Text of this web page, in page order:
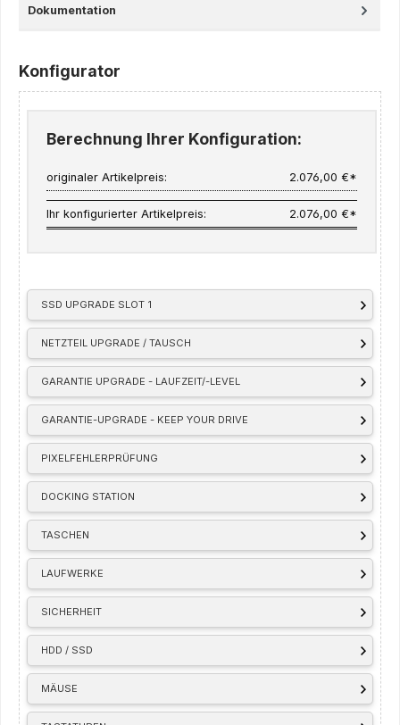
Dokumentation
Konfigurator
SSD UPGRADE SLOT 1
NETZTEIL UPGRADE / TAUSCH
GARANTIE UPGRADE - LAUFZEIT/-LEVEL
GARANTIE-UPGRADE - KEEP YOUR DRIVE
PIXELFEHLERPRÜFUNG
DOCKING STATION
TASCHEN
LAUFWERKE
SICHERHEIT
HDD / SSD
MÄUSE
Berechnung Ihrer Konfiguration:
originaler Artikelpreis: 2.076,00 €*
Ihr konfigurierter Artikelpreis: 2.076,00 €*